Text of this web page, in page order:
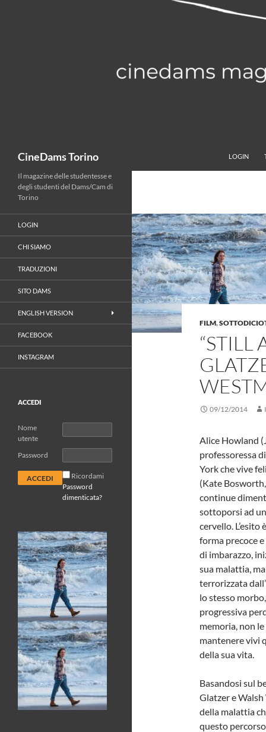
CineDams Torino LOGIN
FILM,
“STILL
09/12/2014
Alice Howland
professoressa
York che vive
(Kate
continue
sottoporsi ad
cervello.
forma precoce
di imbarazzo,
sua malattia,
terrorizzata
lo stesso
progressiva
memoria, non
mantenere vivi
della sua vita.
Basandosi sul
Glatzer e
della malattia
questo
Il magazine delle studentesse e
degli studenti del Dams/Cam di
Torino
LOGIN
CHI SIAMO
TRADUZIONI
SITO DAMS
ENGLISH VERSION
FACEBOOK
INSTAGRAM
ACCEDI
Nome
utente
Password
Ricordami
Password
dimenticata?